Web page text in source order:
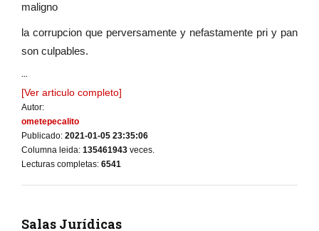
maligno
la corrupcion que perversamente y nefastamente pri y pan
son culpables.
...
[Ver articulo completo]
Autor:
ometepecalito
Publicado: 2021-01-05 23:35:06
Columna leida: 135461943 veces.
Lecturas completas: 6541
Salas Jurídicas